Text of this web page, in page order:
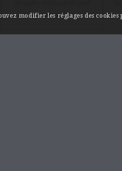
եկեղեցի
modifier les réglages des cookies